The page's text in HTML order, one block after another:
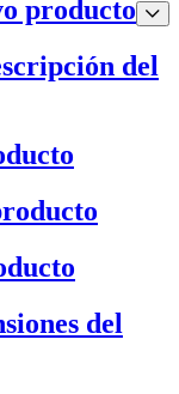
producto
del
del